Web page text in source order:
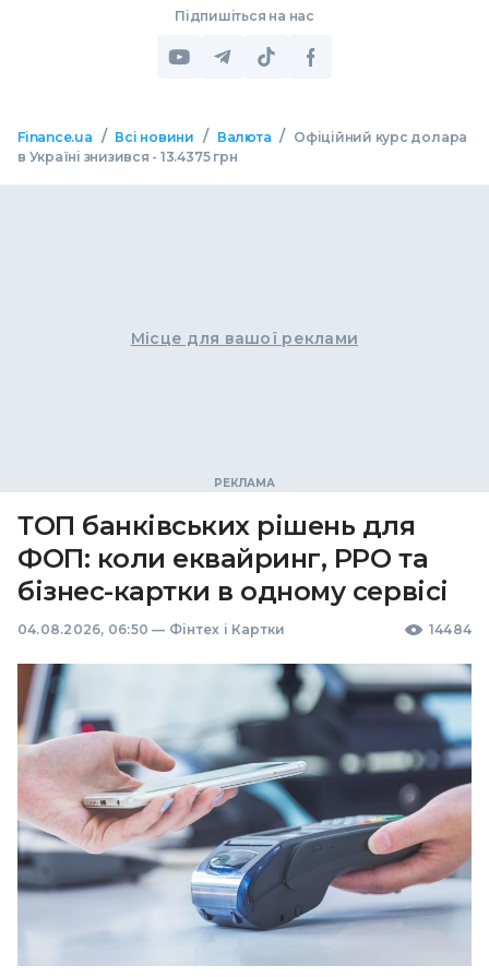
Підпишіться на нас
Finance.ua / Всі новини / Валюта / Офіційний курс долара
в Україні знизився - 13.4375 грн
Місце для вашої реклами
ТОП банківських рішень для
ФОП: коли еквайринг, РРО та
бізнес-картки в одному сервісі
04.08.2026, 06:50 — Фінтех і Картки 14484